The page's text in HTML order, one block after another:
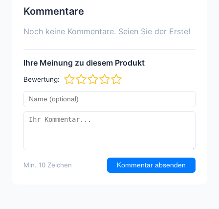
Kommentare
Noch keine Kommentare. Seien Sie der Erste!
Ihre Meinung zu diesem Produkt
Bewertung:
Min. 10 Zeichen Kommentar absenden